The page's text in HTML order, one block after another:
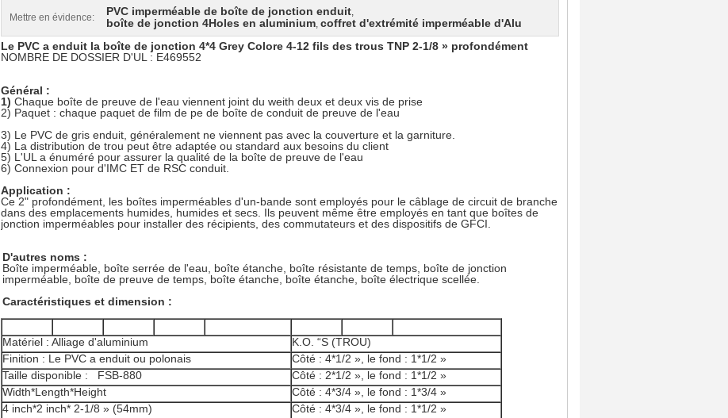
Mettre en évidence: PVC imperméable de boîte de jonction enduit,
boîte de jonction 4Holes en aluminium, coffret d'extrémité imperméable d'Alu
Le PVC a enduit la boîte de jonction 4*4 Grey Colore 4-12 fils des trous TNP 2-1/8 » profondément
NOMBRE DE DOSSIER D'UL : E469552
Général :
1) Chaque boîte de preuve de l'eau viennent joint du weith deux et deux vis de prise
2) Paquet : chaque paquet de film de pe de boîte de conduit de preuve de l'eau
3) Le PVC de gris enduit, généralement ne viennent pas avec la couverture et la garniture.
4) La distribution de trou peut être adaptée ou standard aux besoins du client
5) L'UL a énuméré pour assurer la qualité de la boîte de preuve de l'eau
6) Connexion pour d'IMC ET de RSC conduit.
Application :
Ce 2" profondément, les boîtes imperméables d'un-bande sont employés pour le câblage de circuit de branche
dans des emplacements humides, humides et secs. Ils peuvent même être employés en tant que boîtes de
jonction imperméables pour installer des récipients, des commutateurs et des dispositifs de GFCI.
D'autres noms :
Boîte imperméable, boîte serrée de l'eau, boîte étanche, boîte résistante de temps, boîte de jonction
imperméable, boîte de preuve de temps, boîte étanche, boîte étanche, boîte électrique scellée.
Caractéristiques et dimension :
Matériel : Alliage d'aluminium
K.O. “S (TROU)
Finition : Le PVC a enduit ou polonais
Côté : 4*1/2 », le fond : 1*1/2 »
Taille disponible : FSB-880
Côté : 2*1/2 », le fond : 1*1/2 »
Width*Length*Height
Côté : 4*3/4 », le fond : 1*3/4 »
4 inch*2 inch* 2-1/8 » (54mm)
Côté : 4*3/4 », le fond : 1*1/2 »